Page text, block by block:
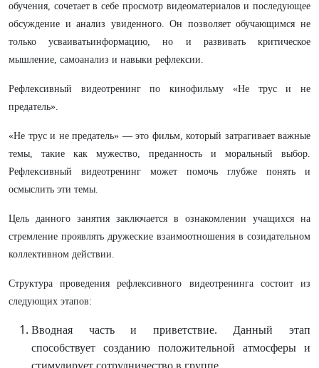
обучения, сочетает в себе просмотр видеоматериалов и последующее
обсуждение и анализ увиденного. Он позволяет обучающимся не
только усваиватьинформацию, но и развивать критическое
мышление, самоанализ и навыки рефлексии.
Рефлексивный видеотренинг по кинофильму «Не трус и не
предатель».
«Не трус и не предатель» — это фильм, который затрагивает важные
темы, такие как мужество, преданность и моральный выбор.
Рефлексивный видеотренинг может помочь глубже понять и
осмыслить эти темы.
Цель данного занятия заключается в ознакомлении учащихся на
стремление проявлять дружеские взаимоотношения в созидательном
коллективном действии.
Структура проведения рефлексивного видеотренинга состоит из
следующих этапов:
Вводная часть и приветствие. Данный этап
способствует созданию положительной атмосферы и
стимулирует сотрудничество в группе.